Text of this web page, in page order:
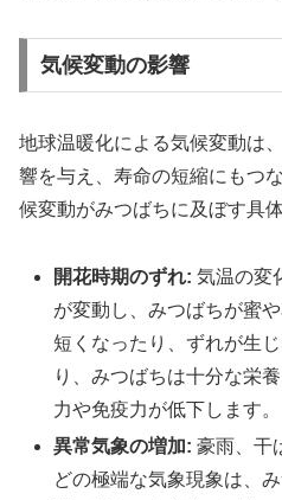
気候変動の影響
地球温暖化による気候変動は
響を与え、寿命の短縮にもつ
候変動がみつばちに及ぼす具
開花時期のずれ: 気温の変
が変動し、みつばちが蜜
短くなったり、ずれが生
り、みつばちは十分な栄
力や免疫力が低下します。
異常気象の増加: 豪雨、干
どの極端な気象現象は、